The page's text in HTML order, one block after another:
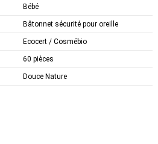
Bébé
Bâtonnet sécurité pour oreille
Ecocert / Cosmébio
60 pièces
Douce Nature